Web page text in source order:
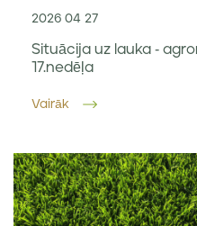
2026 04 27
Situācija uz lauka -
17.nedēļa
Vairāk